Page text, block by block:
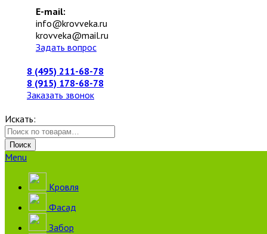
E-mail:
info@krovveka.ru
krovveka@mail.ru
Задать вопрос
8 (495) 211-68-78
8 (915) 178-68-78
Заказать звонок
Искать:
Поиск
Menu
Кровля
Фасад
Забор